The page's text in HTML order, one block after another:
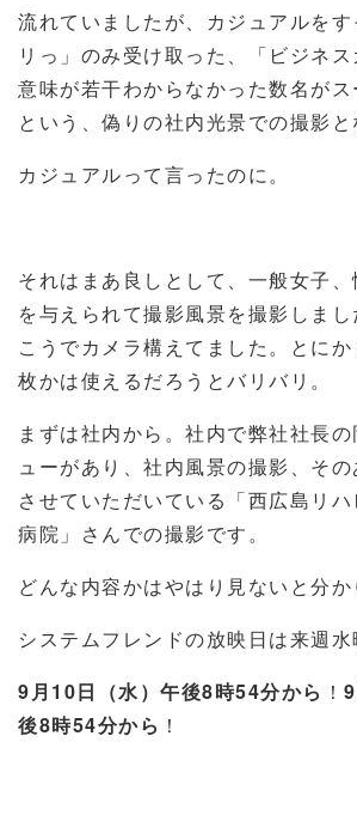
流れていましたが、カジュアルを
リっ」のみ受け取った、「ビジネ
意味が若干わからなかった数名が
という、偽りの社内光景での撮影と
カジュアルって言ったのに。
それはまあ良しとして、一般女子
を与えられて撮影風景を撮影しま
こうでカメラ構えてました。とに
枚かは使えるだろうとバリバリ。
まずは社内から。社内で弊社社長
ューがあり、社内風景の撮影、そ
させていただいている「西広島リ
病院」さんでの撮影です。
どんな内容かはやはり見ないと分か
システムフレンドの放映日は来週水
9月10日（水）午後8時54分から ！
後8時54分から ！